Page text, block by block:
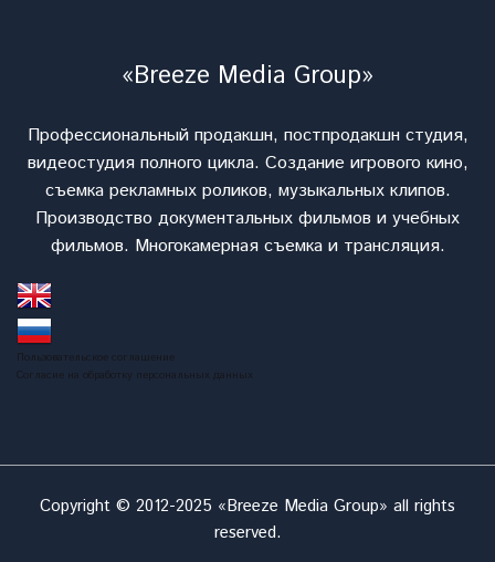
«Breeze Media Group»
Профессиональный продакшн, постпродакшн студия,
видеостудия полного цикла. Cоздание игрового кино,
съемка рекламных роликов, музыкальных клипов.
Производство документальных фильмов и учебных
фильмов. Многокамерная съемка и трансляция.
Пользовательское соглашение
Согласие на обработку персональных данных
Copyright © 2012-2025 «Breeze Media Group» all rights
reserved.